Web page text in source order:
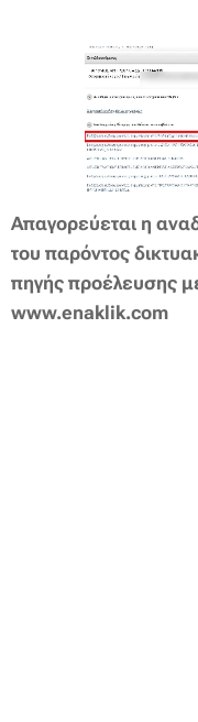
Απαγορεύεται η
του παρόντος
πηγής προέλευσης
www.enaklik.com